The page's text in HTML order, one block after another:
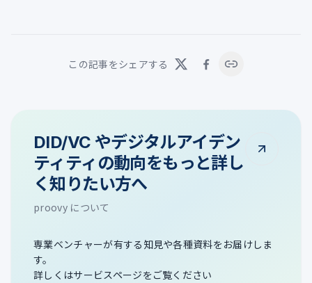
この記事をシェアする
DID/VC やデジタルアイデン
ティティの動向をもっと詳し
く知りたい方へ
proovy について
専業ベンチャーが有する知見や各種資料をお届けしま
す。
詳しくはサービスページをご覧ください